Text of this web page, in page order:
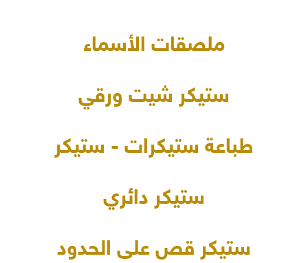
ملصقات الأسماء
ستيكر شيت ورقي
طباعة ستيكرات - ستيكر
ستيكر دائري
ستيكر قص على الحدود